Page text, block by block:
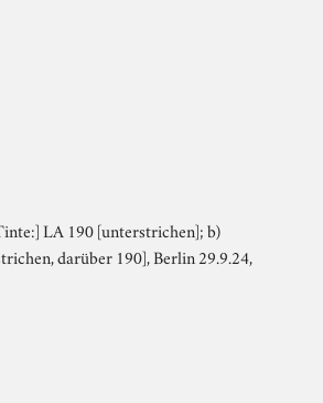
LA 190 [unterstrichen]; b)
darüber 190], Berlin 29.9.24,